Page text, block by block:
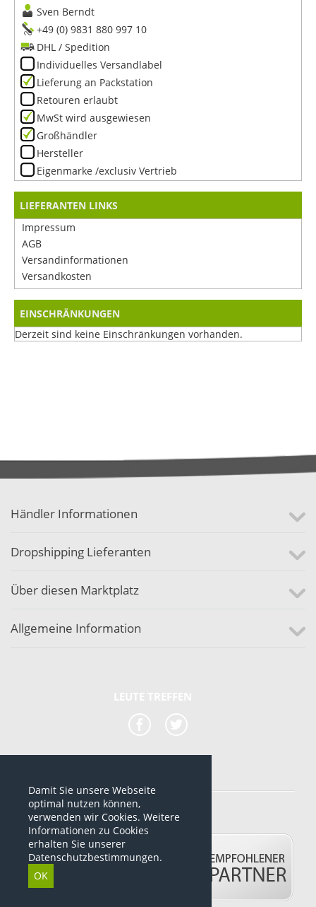
Sven Berndt
+49 (0) 9831 880 997 10
DHL / Spedition
Individuelles Versandlabel
Lieferung an Packstation
Retouren erlaubt
MwSt wird ausgewiesen
Großhändler
Hersteller
Eigenmarke /exclusiv Vertrieb
LIEFERANTEN LINKS
Impressum
AGB
Versandinformationen
Versandkosten
EINSCHRÄNKUNGEN
Derzeit sind keine Einschränkungen vorhanden.
Händler Informationen
Dropshipping Lieferanten
Über diesen Marktplatz
Allgemeine Information
*alle Preise sind netto Preise
© 2012-2026 www.dropshipping-marktplatz.de
Damit Sie unsere Webseite
optimal nutzen können,
verwenden wir Cookies. Weitere
Informationen zu Cookies
erhalten Sie unserer
Datenschutzbestimmungen.
OK